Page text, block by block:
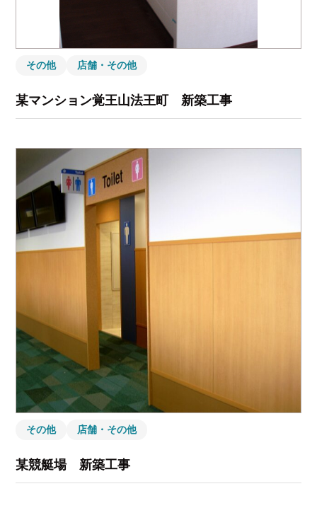
その他 店舗・その他
某マンション覚王山法王町 新築工事
その他 店舗・その他
某競艇場 新築工事